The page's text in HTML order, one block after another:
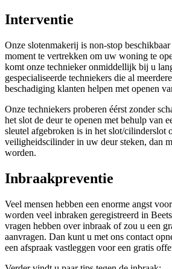
Interventie
Onze slotenmakerij is non-stop
moment te vertrekken om uw woning te
komt onze technieker onmiddellijk bij u
gespecialiseerde techniekers die al
beschadiging klanten helpen met openen
Onze techniekers proberen éérst zonder
het slot de deur te openen met behulp van
sleutel afgebroken is in het slot/cilinderslot
veiligheidscilinder in uw deur steken, dan
worden.
Inbraakpreventie
Veel mensen hebben een enorme angst
worden veel inbraken geregistreerd in
vragen hebben over inbraak of zou u een
aanvragen. Dan kunt u met ons contact
een afspraak vastleggen voor een gratis